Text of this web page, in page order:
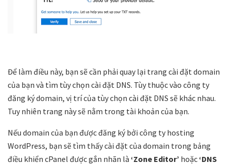
Để làm điều này, bạn sẽ cần phải quay lại trang cài đặt domain
của bạn và tìm tùy chọn cài đặt DNS. Tùy thuộc vào công ty
đăng ký domain, vị trí của tùy chọn cài đặt DNS sẽ khác nhau.
Tuy nhiên trang này sẽ nằm trong tài khoản của bạn.
Nếu domain của bạn được đăng ký bởi công ty hosting
WordPress, bạn sẽ tìm thấy cài đặt của domain trong bảng
điều khiển cPanel được gắn nhãn là ‘Zone Editor’ hoặc‘DNS